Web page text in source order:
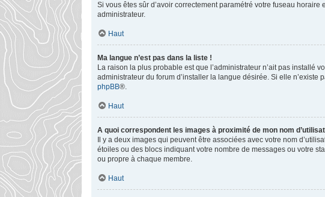
Si vous êtes sûr d’avoir correctement paramétré votre fuseau
administrateur.
Haut
Ma langue n’est pas dans la liste !
La raison la plus probable est que l’administrateur n’ait pas installé
administrateur du forum d’installer la langue désirée. Si elle n’existe
phpBB®.
Haut
A quoi correspondent les images à proximité de mon nom
Il y a deux images qui peuvent être associées avec votre nom
étoiles ou des blocs indiquant votre nombre de messages ou votre
ou propre à chaque membre.
Haut